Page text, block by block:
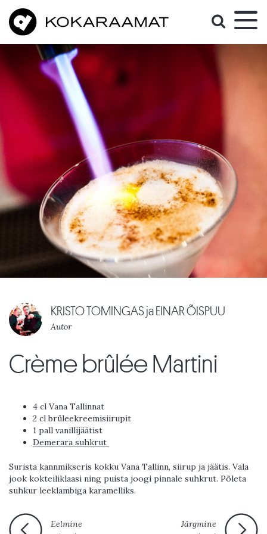
KRISTO TOMINGAS ja EINAR ÕISPUU
Autor
Crème brûlée Martini
4 cl Vana Tallinnat
2 cl brüleekreemisiirupit
1 pall vanillijäätist
Demerara suhkrut
Surista kannmikseris kokku Vana Tallinn, siirup ja jäätis. Vala
jook kokteiliklaasi ning puista joogi pinnale suhkrut. Põleta
suhkur leeklambiga karamelliks.
Eelmine
Järgmine